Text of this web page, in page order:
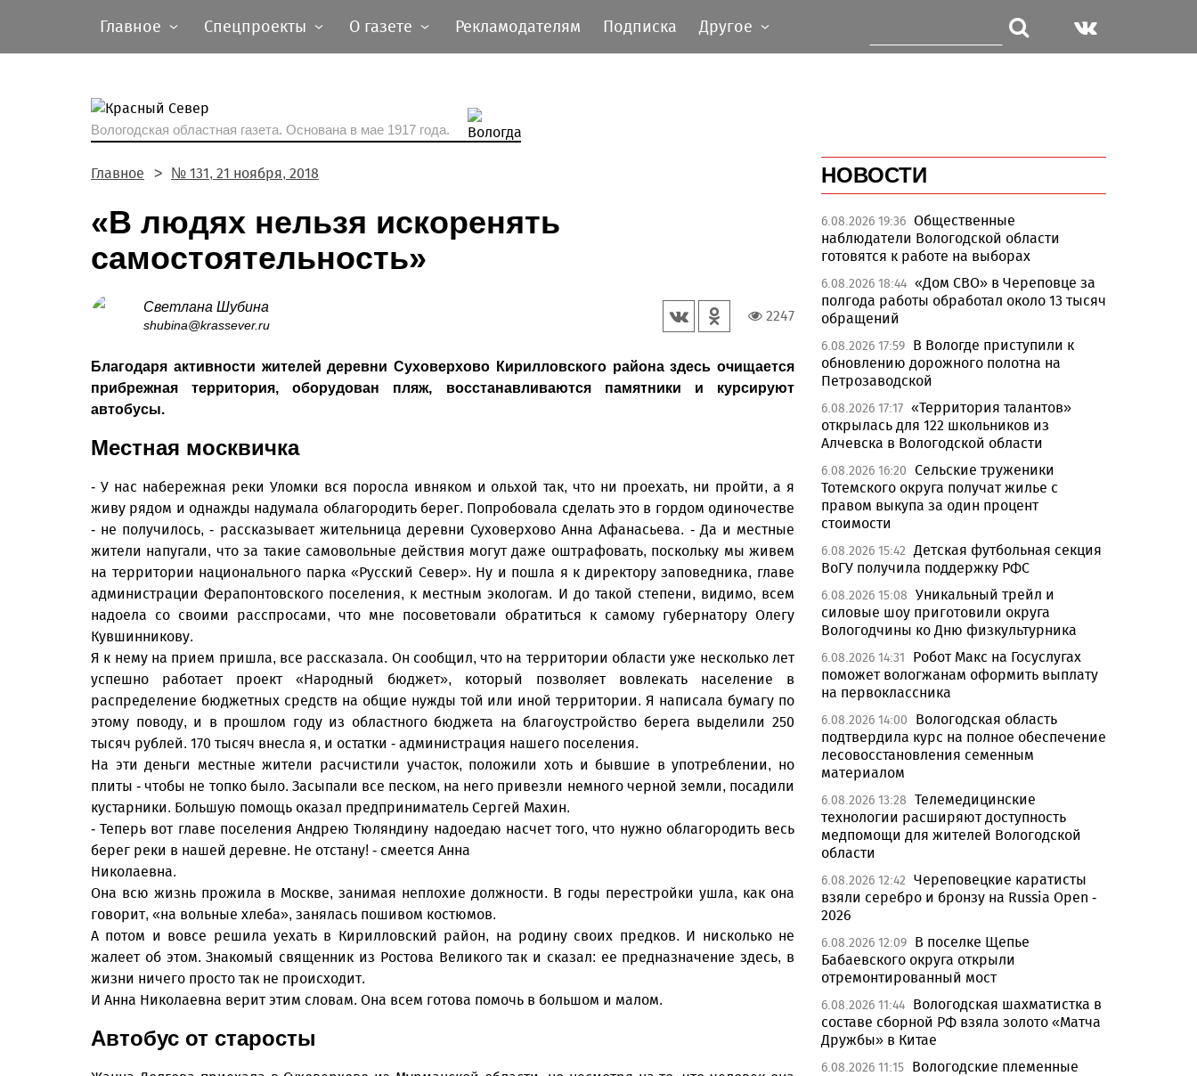
Главное Спецпроекты О газете Рекламодателям Подписка Другое
Вологодская областная газета. Основана в мае 1917 года.
Главное № 131, 21 ноября, 2018
«В людях нельзя искоренять
самостоятельность»
Светлана Шубина
shubina@krassever.ru
2247
Благодаря активности жителей деревни Суховерхово Кирилловского района здесь очищается
прибрежная территория, оборудован пляж, восстанавливаются памятники и курсируют
автобусы.
Местная москвичка
- У нас набережная реки Уломки вся поросла ивняком и ольхой так, что ни проехать, ни пройти, а я
живу рядом и однажды надумала облагородить берег. Попробовала сделать это в гордом одиночестве
- не получилось, - рассказывает жительница деревни Суховерхово Анна Афанасьева. - Да и местные
жители напугали, что за такие самовольные действия могут даже оштрафовать, поскольку мы живем
на территории национального парка «Русский Север». Ну и пошла я к директору заповедника, главе
администрации Ферапонтовского поселения, к местным экологам. И до такой степени, видимо, всем
надоела со своими расспросами, что мне посоветовали обратиться к самому губернатору Олегу
Кувшинникову.
Я к нему на прием пришла, все рассказала. Он сообщил, что на территории области уже несколько лет
успешно работает проект «Народный бюджет», который позволяет вовлекать население в
распределение бюджетных средств на общие нужды той или иной территории. Я написала бумагу по
этому поводу, и в прошлом году из областного бюджета на благоустройство берега выделили 250
тысяч рублей. 170 тысяч внесла я, и остатки - администрация нашего поселения.
На эти деньги местные жители расчистили участок, положили хоть и бывшие в употреблении, но
плиты - чтобы не топко было. Засыпали все песком, на него привезли немного черной земли, посадили
кустарники. Большую помощь оказал предприниматель Сергей Махин.
- Теперь вот главе поселения Андрею Тюляндину надоедаю насчет того, что нужно облагородить весь
берег реки в нашей деревне. Не отстану! - смеется Анна
Николаевна.
Она всю жизнь прожила в Москве, занимая неплохие должности. В годы перестройки ушла, как она
говорит, «на вольные хлеба», занялась пошивом костюмов.
А потом и вовсе решила уехать в Кирилловский район, на родину своих предков. И нисколько не
жалеет об этом. Знакомый священник из Ростова Великого так и сказал: ее предназначение здесь, в
жизни ничего просто так не происходит.
И Анна Николаевна верит этим словам. Она всем готова помочь в большом и малом.
Автобус от старосты
НОВОСТИ
6.08.2026 19:36 Общественные
наблюдатели Вологодской области
готовятся к работе на выборах
6.08.2026 18:44 «Дом СВО» в Череповце за
полгода работы обработал около 13 тысяч
обращений
6.08.2026 17:59 В Вологде приступили к
обновлению дорожного полотна на
Петрозаводской
6.08.2026 17:17 «Территория талантов»
открылась для 122 школьников из
Алчевска в Вологодской области
6.08.2026 16:20 Сельские труженики
Тотемского округа получат жилье с
правом выкупа за один процент
стоимости
6.08.2026 15:42 Детская футбольная секция
ВоГУ получила поддержку РФС
6.08.2026 15:08 Уникальный трейл и
силовые шоу приготовили округа
Вологодчины ко Дню физкультурника
6.08.2026 14:31
Робот Макс на Госуслугах
поможет вологжанам оформить выплату
на первоклассника
6.08.2026 14:00
Вологодская область
подтвердила курс на полное обеспечение
лесовосстановления семенным
материалом
6.08.2026 13:28 Телемедицинские
технологии расширяют доступность
медпомощи для жителей Вологодской
области
6.08.2026 12:42 Череповецкие каратисты
взяли серебро и бронзу на Russia Open -
2026
6.08.2026 12:09 В поселке Щепье
Бабаевского округа открыли
отремонтированный мост
6.08.2026 11:44 Вологодская шахматистка в
составе сборной РФ взяла золото «Матча
Дружбы» в Китае
6.08.2026 11:15 Вологодские племенные